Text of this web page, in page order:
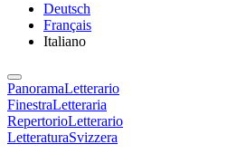
Deutsch
Français
Italiano
PanoramaLetterario
FinestraLetteraria
RepertorioLetterario
LetteraturaSvizzera